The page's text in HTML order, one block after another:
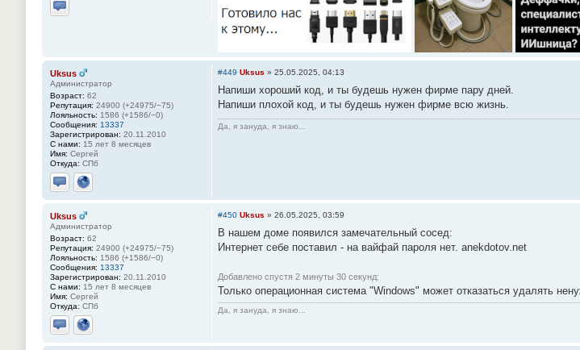
Отправить личное сообщение
Uksus
Администратор
Возраст: 62
Репутация: 24900 (+24975/−75)
Лояльность: 1586 (+1586/−0)
Сообщения: 13337
Зарегистрирован: 20.11.2010
С нами: 15 лет 8 месяцев
Имя: Сергей
Откуда: СПб
Отправить личное сообщение
Сайт
#449 Uksus » 25.05.2025, 04:13
Напиши хороший код, и ты будешь нужен фирме пару дней.
Напиши плохой код, и ты будешь нужен фирме всю жизнь.
Да, я зануда, я знаю...
Uksus
Администратор
Возраст: 62
Репутация: 24900 (+24975/−75)
Лояльность: 1586 (+1586/−0)
Сообщения: 13337
Зарегистрирован: 20.11.2010
С нами: 15 лет 8 месяцев
Имя: Сергей
Откуда: СПб
Отправить личное сообщение
Сайт
#450 Uksus » 26.05.2025, 03:59
В нашем доме появился замечательный сосед:
Интернет себе поставил - на вайфай пароля нет. anekdotov.net
Добавлено спустя 2 минуты 30 секунд:
Только операционная система "Windоws" может отказаться удалять
Да, я зануда, я знаю...